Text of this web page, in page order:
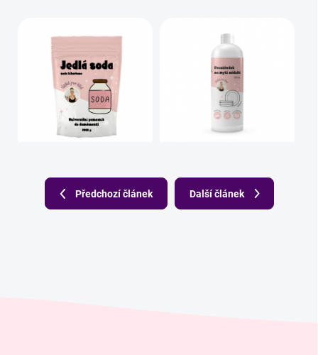
Předchozí článek Další článek